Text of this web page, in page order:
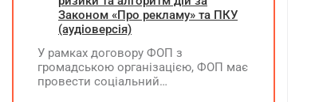
Законом «Про рекламу» та ПКУ
(аудіоверсія)
У рамках договору ФОП з
громадською організацією, ФОП має
провести соціальний